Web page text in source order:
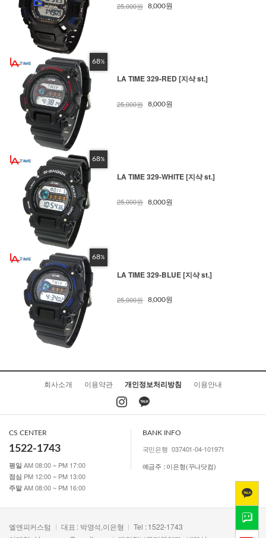
25,000원 8,000원
68%
LA TIME 329-RED [지샥 st.]
25,000원 8,000원
68%
LA TIME 329-WHITE [지샥 st.]
25,000원 8,000원
68%
LA TIME 329-BLUE [지샥 st.]
25,000원 8,000원
회사소개 이용약관 개인정보처리방침 이용안내
CS CENTER
1522-1743
평일 AM 08:00 ~ PM 17:00
점심 PM 12:00 ~ PM 13:00
주말 AM 08:00 ~ PM 16:00
BANK INFO
국민은행 037401-04-101971
예금주 : 이은형(꾸나닷컴)
엘앤피커스텀 대표 : 박영석,이은형
Tel : 1522-1743